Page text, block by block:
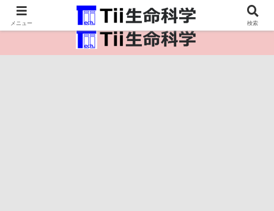
医療保健・生命・生物の情報インフラ。
メニュー 検索